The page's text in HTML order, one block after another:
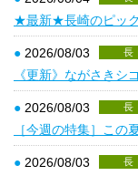
★最新★長崎のピッ
● 2026/08/03 長
《更新》ながさきシ
● 2026/08/03 長
［今週の特集］この
● 2026/08/03 長